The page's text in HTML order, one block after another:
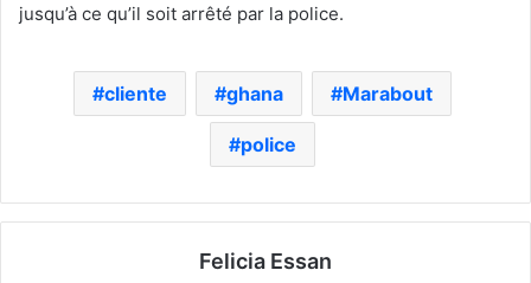
jusqu’à ce qu’il soit arrêté par la police.
cliente ghana Marabout
police
Felicia Essan